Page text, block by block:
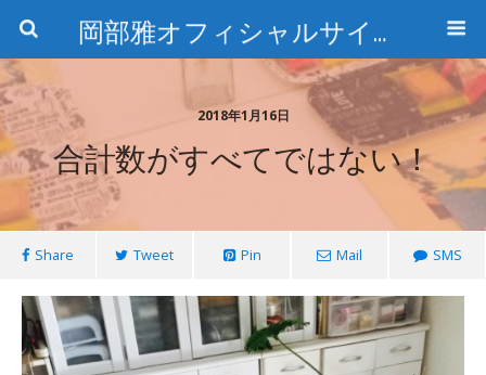
岡部雅オフィシャルサイト〜石の魅惑と数字のトリコ〜
2018年1月16日
合計数がすべてではない！
Share Tweet Pin Mail SMS